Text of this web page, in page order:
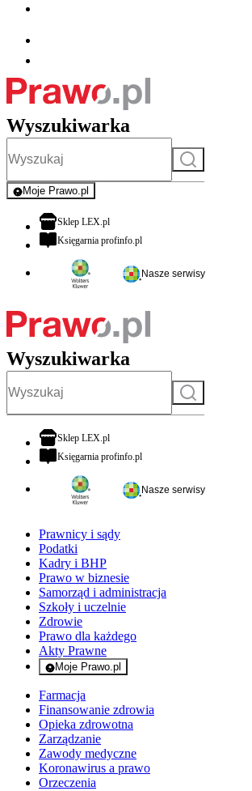
Wyszukiwarka
Szukaj
Moje Prawo.pl
- rejestracja i logowanie do serwisu
Sklep LEX.plotwiera się w nowej karcie
Księgarnia profinfo.plotwiera się w nowej karcie
Nasze serwisy
Wyszukiwarka
Szukaj
Sklep LEX.plotwiera się w nowej karcie
Księgarnia profinfo.plotwiera się w nowej karcie
Nasze serwisy
Prawnicy i sądy
Podatki
Kadry i BHP
Prawo w biznesie
Samorząd i administracja
Szkoły i uczelnie
Zdrowie
Prawo dla każdego
Akty Prawne
Moje Prawo.pl
- rejestracja i logowanie do serwisu
Farmacja
Finansowanie zdrowia
Opieka zdrowotna
Zarządzanie
Zawody medyczne
Koronawirus a prawo
Orzeczenia